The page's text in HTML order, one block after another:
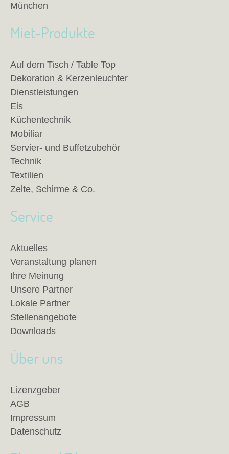
München
Miet-Produkte
Auf dem Tisch / Table Top
Dekoration & Kerzenleuchter
Dienstleistungen
Eis
Küchentechnik
Mobiliar
Servier- und Buffetzubehör
Technik
Textilien
Zelte, Schirme & Co.
Service
Aktuelles
Veranstaltung planen
Ihre Meinung
Unsere Partner
Lokale Partner
Stellenangebote
Downloads
Über uns
Lizenzgeber
AGB
Impressum
Datenschutz